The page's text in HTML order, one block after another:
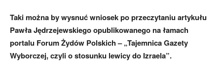
Taki można by wysnuć wniosek po przeczytaniu artykułu
Pawła Jędrzejewskiego opublikowanego na łamach
portalu Forum Żydów Polskich – „Tajemnica Gazety
Wyborczej, czyli o stosunku lewicy do Izraela”.